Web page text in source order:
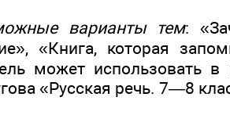
варианты тем:
«Книга, которая
может использовать
«Русская речь. 7—8